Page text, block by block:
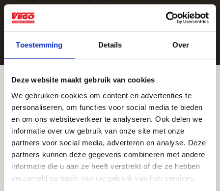
Toestemming Details Over
Deze website maakt gebruik van cookies
We gebruiken cookies om content en advertenties te
personaliseren, om functies voor social media te bieden
en om ons websiteverkeer te analyseren. Ook delen we
informatie over uw gebruik van onze site met onze
partners voor social media, adverteren en analyse. Deze
partners kunnen deze gegevens combineren met andere
informatie die u aan ze heeft verstrekt of die ze hebben
verzameld op basis van uw gebruik van hun services.
tuinmaterialen bieden wij een breed assortiment
aan producten van topkwaliteit. Lees meer over de
Vrijblijvend advies?
Geen probleem, wij hebben alles voor uw
Aangepaste openingstijden tijdens de
vakantieperiode
Waardenburg en Vego Dordrecht hanteren tijdens
de vakantieperiode aangepaste openingstijden op
zaterdag. Bekijk de vestigingspagina voor de
actuele openingstijden.